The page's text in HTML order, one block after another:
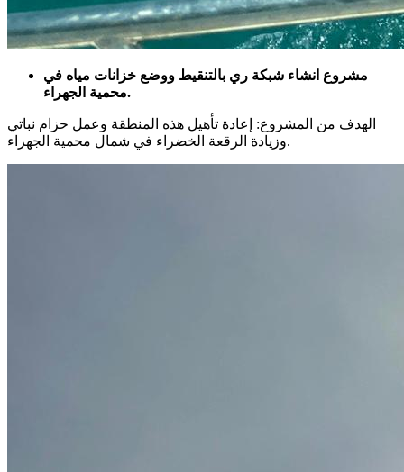
مشروع انشاء شبكة ري بالتنقيط ووضع خزانات مياه في
محمية الجهراء.
الهدف من المشروع: إعادة تأهيل هذه المنطقة وعمل حزام نباتي
وزيادة الرقعة الخضراء في شمال محمية الجهراء.